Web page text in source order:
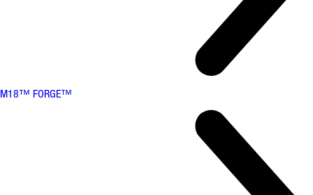
M18™ FORGE™